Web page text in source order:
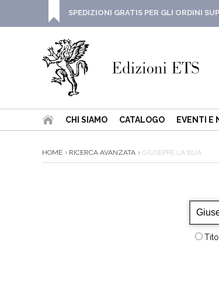
SPEDIZIONI GRATIS PER GLI ORDINI
CHI SIAMO CATALOGO EVENTI E
HOME RICERCA AVANZATA GIUSEPPE LA BUA